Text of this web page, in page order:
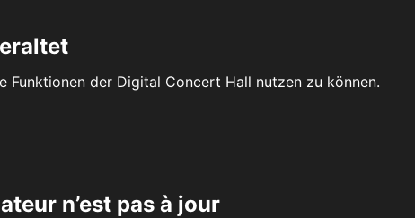
Funktionen der Digital Concert Hall nutzen zu können.
n’est pas à jour